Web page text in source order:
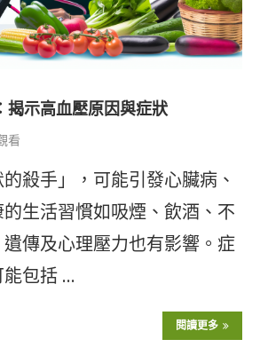
揭示高血壓原因與症狀
看
殺手」，可能引發心臟病、
生活習慣如吸煙、飲酒、不
傳及心理壓力也有影響。症
能包括 …
閱讀更多